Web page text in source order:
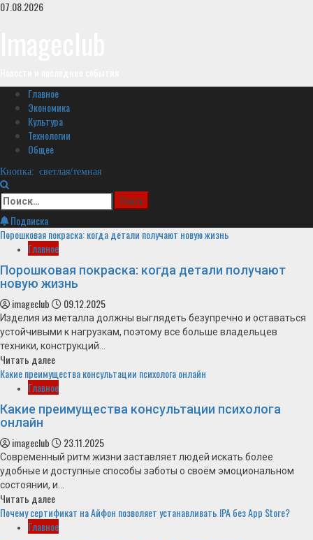
Перейти
07.08.2026
Основное
меню
Главное
Экономика
Культура
Технологии
Общее
Кнопка: светлая/темная
Найти:
Подписка
Порошковая покраска: когда детали получают новую жизнь
Главное
Порошковая покраска: когда детали получают
новую жизнь
imageclub
09.12.2025
Изделия из металла должны выглядеть безупречно и оставаться
устойчивыми к нагрузкам, поэтому все больше владельцев
техники, конструкций...
Читать далее
Какие преимущества консультации психолога онлайн
Главное
Какие преимущества консультации психолога
онлайн
imageclub
23.11.2025
Современный ритм жизни заставляет людей искать более
удобные и доступные способы заботы о своём эмоциональном
состоянии, и...
Читать далее
Почему сертификат на Айфон позволяет устанавливать IPA без App Store?
Главное